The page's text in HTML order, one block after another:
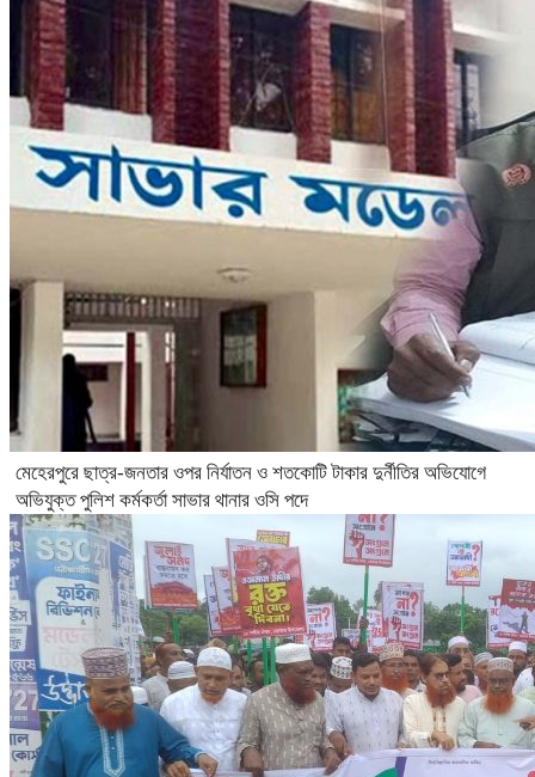
মেহেরপুরে ছাত্র-জনতার ওপর নির্যাতন ও শতকোটি টাকার দুর্নীতির অভিযোগে
অভিযুক্ত পুলিশ কর্মকর্তা সাভার থানার ওসি পদে